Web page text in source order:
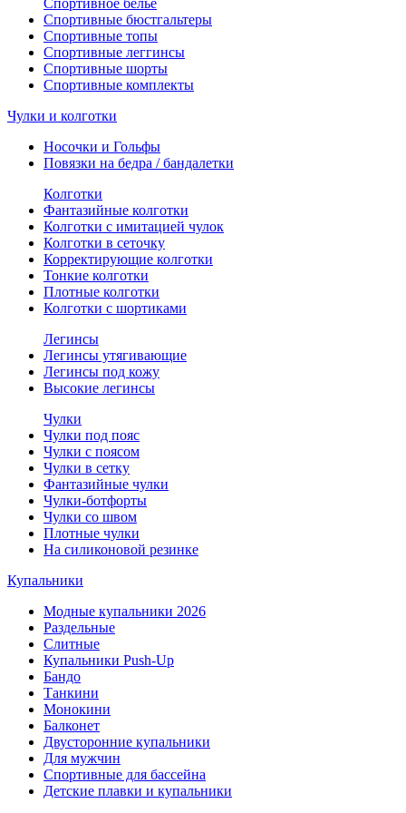
Спортивное белье
Спортивные бюстгальтеры
Спортивные топы
Спортивные леггинсы
Спортивные шорты
Спортивные комплекты
Чулки и колготки
Носочки и Гольфы
Повязки на бедра / бандалетки
Колготки
Фантазийные колготки
Колготки с имитацией чулок
Колготки в сеточку
Корректирующие колготки
Тонкие колготки
Плотные колготки
Колготки с шортиками
Легинсы
Легинсы утягивающие
Легинсы под кожу
Высокие легинсы
Чулки
Чулки под пояс
Чулки с поясом
Чулки в сетку
Фантазийные чулки
Чулки-ботфорты
Чулки со швом
Плотные чулки
На силиконовой резинке
Купальники
Модные купальники 2026
Раздельные
Слитные
Купальники Push-Up
Бандо
Танкини
Монокини
Балконет
Двусторонние купальники
Для мужчин
Спортивные для бассейна
Детские плавки и купальники